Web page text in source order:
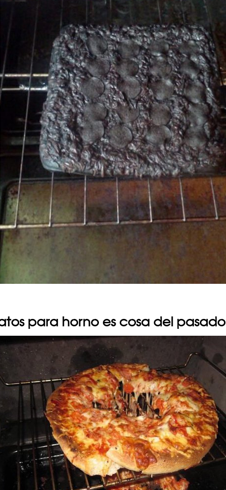
para horno es cosa del pasado